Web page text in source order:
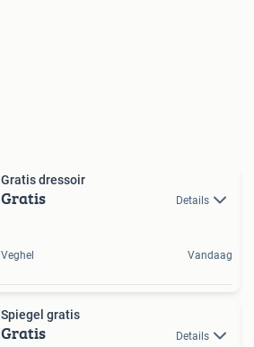
Gratis dressoir
Gratis Details
Veghel Vandaag
Spiegel gratis
Gratis Details